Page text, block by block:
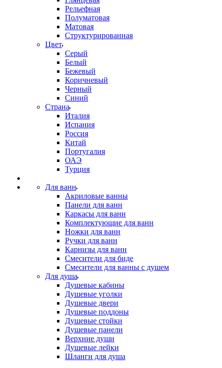
Рельефная
Полуматовая
Матовая
Структурированная
Цвет
Серый
Белый
Бежевый
Коричневый
Черный
Синий
Страна
Италия
Испания
Россия
Китай
Португалия
ОАЭ
Турция
Для ванн
Акриловые ванны
Панели для ванн
Каркасы для ванн
Комплектующие для ванн
Ножки для ванн
Ручки для ванн
Карнизы для ванн
Смесители для биде
Смесители для ванны с душем
Для душа
Душевые кабины
Душевые уголки
Душевые двери
Душевые поддоны
Душевые стойки
Душевые панели
Верхние души
Душевые лейки
Шланги для душа